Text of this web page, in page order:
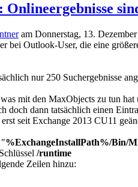
Onlineergebnisse
am Donnerstag, 13.
bei Outlook-User, die eine
nur 250 Suchergebnisse
was mit den MaxObjects zu tun
doch dann tatsächlich einen
seit Exchange 2013 CU11
"%ExchangeInstallPath%/Bin/
/runtime
Zeilen hinzu: